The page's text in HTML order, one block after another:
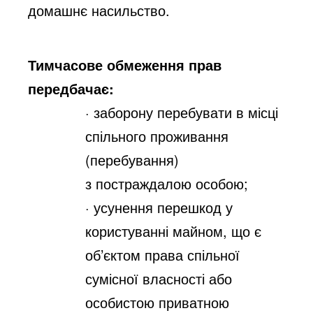
домашнє насильство.
Тимчасове обмеження прав
передбачає:
· заборону перебувати в місці
спільного проживання
(перебування)
з постраждалою особою;
· усунення перешкод у
користуванні майном, що є
об’єктом права спільної
сумісної власності або
особистою приватною